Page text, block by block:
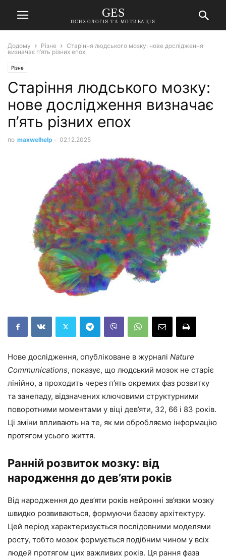
GES
ПСИХОЛОГІЯ ТА МОТИВАЦІЯ
Додому Різне
Старіння людського мозку: нове дослідження
визначає п’ять різних епох
Різне
Старіння людського мозку:
нове дослідження визначає
п’ять різних епох
по maxwelhelp - 02.12.2025
Нове дослідження, опубліковане в журналі Nature
Communications, показує, що людський мозок не старіє
лінійно, а проходить через п’ять окремих фаз розвитку
та занепаду, відзначених ключовими структурними
поворотними моментами у віці дев’яти, 32, 66 і 83 років.
Ці зміни впливають на те, як ми обробляємо інформацію
протягом усього життя.
Ранній розвиток мозку: від
народження до дев’яти років
Від народження до дев’яти років нейронні зв’язки мозку
швидко розвиваються, формуючи базову архітектуру.
Цей період характеризується послідовними моделями
росту, тобто мозок формується подібним чином у всіх
людей протягом цих важливих років. Ця рання фаза